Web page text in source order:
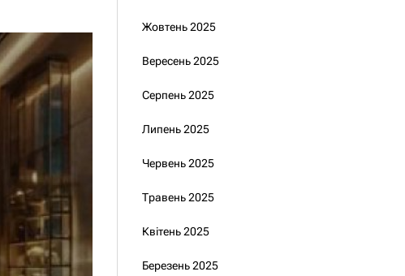
Жовтень 2025
Вересень 2025
Серпень 2025
Липень 2025
Червень 2025
Травень 2025
Квітень 2025
Березень 2025